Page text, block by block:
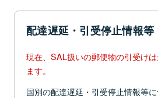
配達遅延・引受停止情報等
現在、SAL扱いの郵便物の引受け
ます。
国別の配達遅延・引受停止情報等